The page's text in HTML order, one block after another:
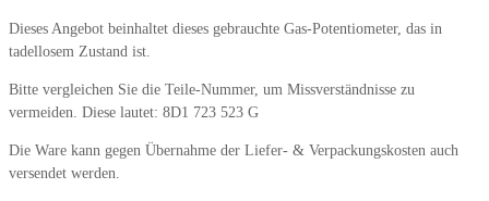
Dieses Angebot beinhaltet dieses gebrauchte Gas-Potentiometer, das in
tadellosem Zustand ist.
Bitte vergleichen Sie die Teile-Nummer, um Missverständnisse zu
vermeiden. Diese lautet: 8D1 723 523 G
Die Ware kann gegen Übernahme der Liefer- & Verpackungskosten auch
versendet werden.